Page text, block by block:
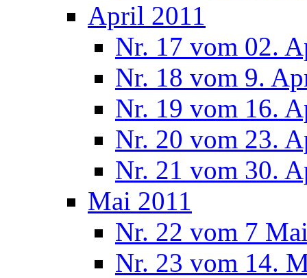
April 2011
Nr. 17 vom 02.
Nr. 18 vom 9.
Nr. 19 vom 16.
Nr. 20 vom 23.
Nr. 21 vom 30.
Mai 2011
Nr. 22 vom 7
Nr. 23 vom 14.